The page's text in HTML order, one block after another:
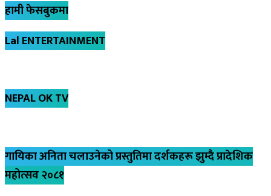
हामी फेसबुकमा
Lal ENTERTAINMENT
NEPAL OK TV
गायिका अनिता चलाउनेको प्रस्तुतिमा दर्शकहरू झुम्दै प्रादेशिक
महोत्सव २०८१